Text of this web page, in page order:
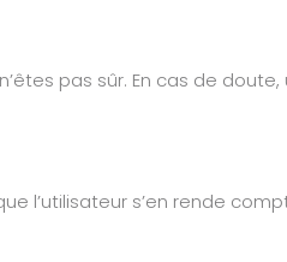
pas sûr. En cas de
l’utilisateur s’en rende